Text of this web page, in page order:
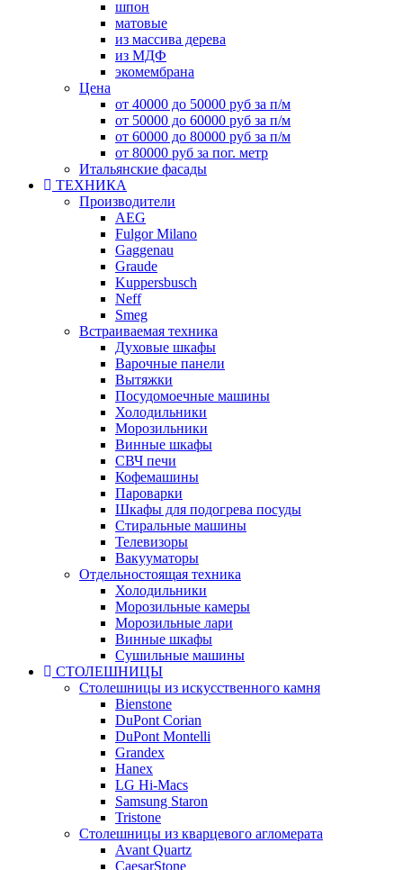
шпон
матовые
из массива дерева
из МДФ
экомембрана
Цена
от 40000 до 50000 руб за п/м
от 50000 до 60000 руб за п/м
от 60000 до 80000 руб за п/м
от 80000 руб за пог. метр
Итальянские фасады
ТЕХНИКА
Производители
AEG
Fulgor Milano
Gaggenau
Graude
Kuppersbusch
Neff
Smeg
Встраиваемая техника
Духовые шкафы
Варочные панели
Вытяжки
Посудомоечные машины
Холодильники
Морозильники
Винные шкафы
СВЧ печи
Кофемашины
Пароварки
Шкафы для подогрева посуды
Стиральные машины
Телевизоры
Вакууматоры
Отдельностоящая техника
Холодильники
Морозильные камеры
Морозильные лари
Винные шкафы
Сушильные машины
СТОЛЕШНИЦЫ
Столешницы из искусственного камня
Bienstone
DuPont Corian
DuPont Montelli
Grandex
Hanex
LG Hi-Macs
Samsung Staron
Tristone
Столешницы из кварцевого агломерата
Avant Quartz
CaesarStone